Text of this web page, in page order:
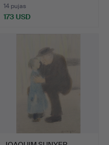
14 pujas
173 USD